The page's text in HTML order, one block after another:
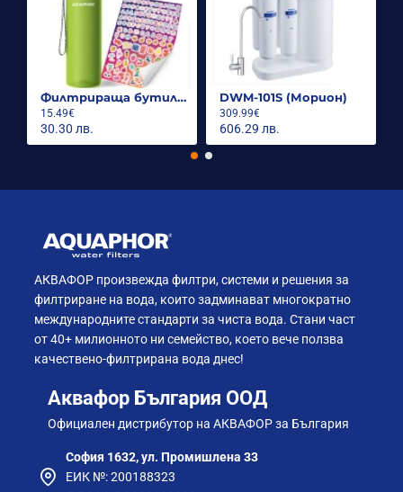
Филтрираща бутилка City 500ml.
15.49€
30.30 лв.
DWM-101S (Морион)
309.99€
606.29 лв.
АКВАФОР произвежда филтри, системи и решения за
филтриране на вода, които задминават многократно
международните стандарти за чиста вода. Стани част
от 40+ милионното ни семейство, което вече ползва
качествено-филтрирана вода днес!
Аквафор България ООД
Официален дистрибутор на АКВАФОР за България
София 1632, ул. Промишлена 33
ЕИК №: 200188323